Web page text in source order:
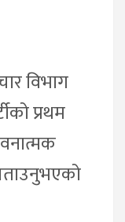
विभाग
प्रथम